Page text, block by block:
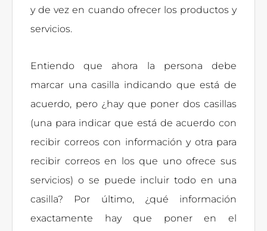
y de vez en cuando ofrecer los productos y
servicios.
Entiendo que ahora la persona debe
marcar una casilla indicando que está de
acuerdo, pero ¿hay que poner dos casillas
(una para indicar que está de acuerdo con
recibir correos con información y otra para
recibir correos en los que uno ofrece sus
servicios) o se puede incluir todo en una
casilla? Por último, ¿qué información
exactamente hay que poner en el